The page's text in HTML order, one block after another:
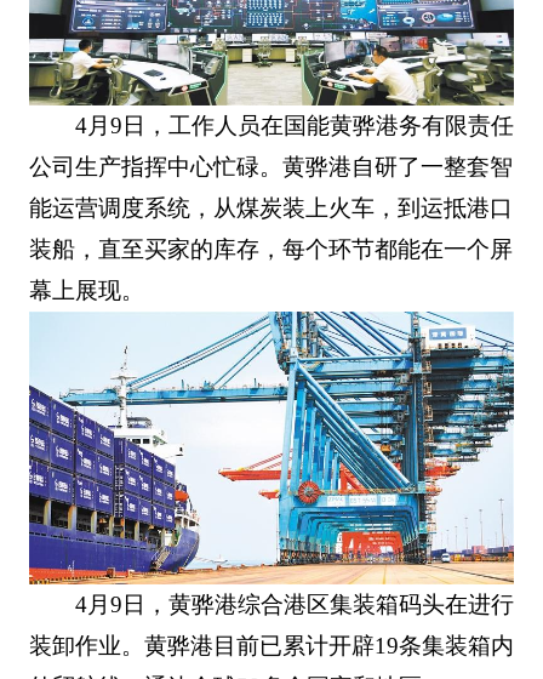
4月9日，工作人员在国能黄骅港务有限责任
公司生产指挥中心忙碌。黄骅港自研了一整套智
能运营调度系统，从煤炭装上火车，到运抵港口
装船，直至买家的库存，每个环节都能在一个屏
幕上展现。
4月9日，黄骅港综合港区集装箱码头在进行
装卸作业。黄骅港目前已累计开辟19条集装箱内